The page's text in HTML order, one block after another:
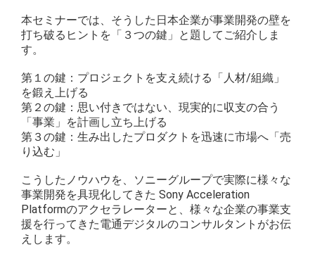
本セミナーでは、そうした日本企業が事業開発の壁を
打ち破るヒントを「３つの鍵」と題してご紹介しま
す。
第１の鍵：プロジェクトを支え続ける「人材/組織」
を鍛え上げる
第２の鍵：思い付きではない、現実的に収支の合う
「事業」を計画し立ち上げる
第３の鍵：生み出したプロダクトを迅速に市場へ「売
り込む」
こうしたノウハウを、ソニーグループで実際に様々な
事業開発を具現化してきた Sony Acceleration
Platformのアクセラレーターと、様々な企業の事業支
援を行ってきた電通デジタルのコンサルタントがお伝
えします。